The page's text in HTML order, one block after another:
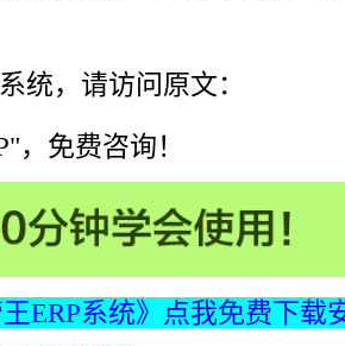
统，请访问原文：
，免费咨询！
ERP系统》点我免费下载